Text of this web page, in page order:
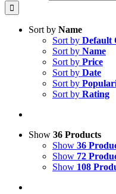
Sort by Name
Sort by Default
Sort by Name
Sort by Price
Sort by Date
Sort by
Sort by Rating
Show 36 Products
Show 36
Show 72
Show 108